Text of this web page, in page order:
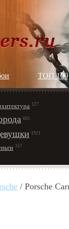
ТОП 100
127
601
1921
157
/ Porsche